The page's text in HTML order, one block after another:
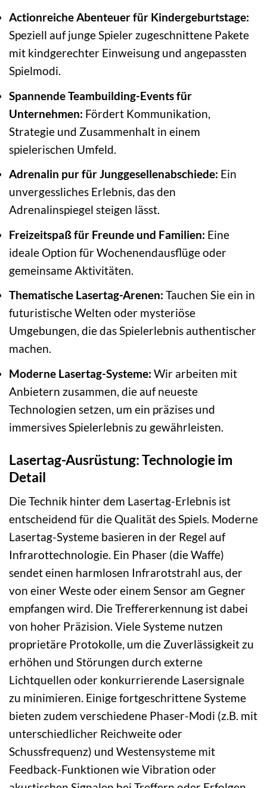
Actionreiche Abenteuer für Kindergeburtstage:
Speziell auf junge Spieler zugeschnittene Pakete
mit kindgerechter Einweisung und angepassten
Spielmodi.
Spannende Teambuilding-Events für
Unternehmen: Fördert Kommunikation,
Strategie und Zusammenhalt in einem
spielerischen Umfeld.
Adrenalin pur für Junggesellenabschiede: Ein
unvergessliches Erlebnis, das den
Adrenalinspiegel steigen lässt.
Freizeitspaß für Freunde und Familien: Eine
ideale Option für Wochenendausflüge oder
gemeinsame Aktivitäten.
Thematische Lasertag-Arenen: Tauchen Sie ein in
futuristische Welten oder mysteriöse
Umgebungen, die das Spielerlebnis authentischer
machen.
Moderne Lasertag-Systeme: Wir arbeiten mit
Anbietern zusammen, die auf neueste
Technologien setzen, um ein präzises und
immersives Spielerlebnis zu gewährleisten.
Lasertag-Ausrüstung: Technologie im
Detail
Die Technik hinter dem Lasertag-Erlebnis ist
entscheidend für die Qualität des Spiels. Moderne
Lasertag-Systeme basieren in der Regel auf
Infrarottechnologie. Ein Phaser (die Waffe)
sendet einen harmlosen Infrarotstrahl aus, der
von einer Weste oder einem Sensor am Gegner
empfangen wird. Die Treffererkennung ist dabei
von hoher Präzision. Viele Systeme nutzen
proprietäre Protokolle, um die Zuverlässigkeit zu
erhöhen und Störungen durch externe
Lichtquellen oder konkurrierende Lasersignale
zu minimieren. Einige fortgeschrittene Systeme
bieten zudem verschiedene Phaser-Modi (z.B. mit
unterschiedlicher Reichweite oder
Schussfrequenz) und Westensysteme mit
Feedback-Funktionen wie Vibration oder